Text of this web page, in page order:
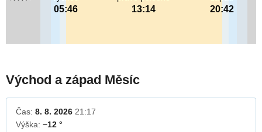
13:14
05:46 20:42
Východ a západ Měsíc
Čas: 8. 8. 2026 21:17
Výška: −12 °